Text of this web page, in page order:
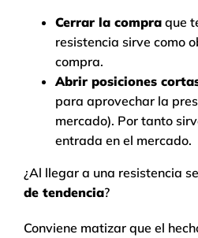
Cerrar la compra que
resistencia sirve como
compra.
Abrir posiciones
para aprovechar la
mercado). Por tanto
entrada en el mercado.
¿Al llegar a una resistencia
de tendencia?
Conviene matizar que el